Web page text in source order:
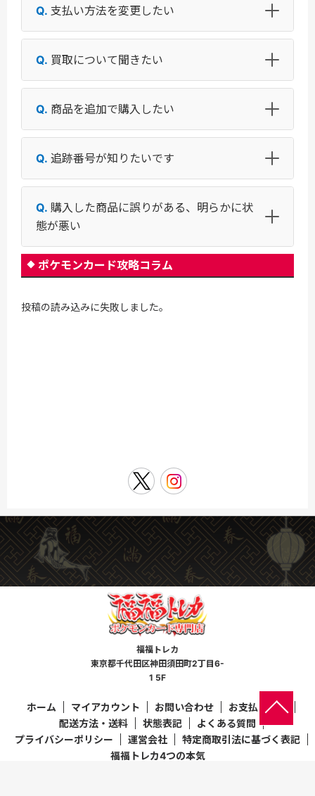
支払い方法を変更したい
買取について聞きたい
商品を追加で購入したい
追跡番号が知りたいです
購入した商品に誤りがある、明らかに状
態が悪い
ポケモンカード攻略コラム
投稿の読み込みに失敗しました。
福福トレカ
東京都千代田区神田須田町2丁目6-
1 5F
ホーム マイアカウント お問い合わせ
お支払い方法
配送方法・送料
状態表記
よくある質問
プライバシーポリシー
運営会社
特定商取引法に基づく表記
福福トレカ4つの本気